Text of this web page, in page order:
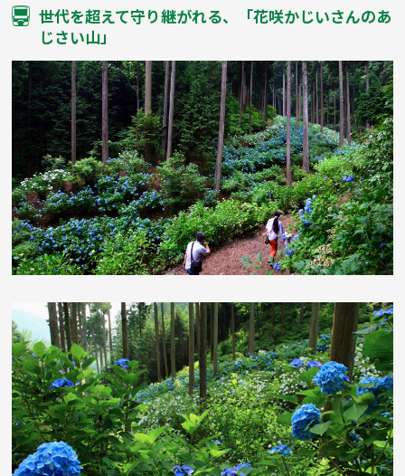
世代を超えて守り継がれる、「花咲かじいさんのあ
じさい山」